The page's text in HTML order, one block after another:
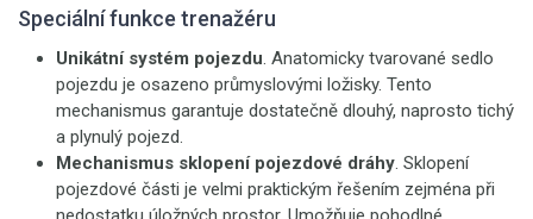
Speciální funkce trenažéru
Unikátní systém pojezdu. Anatomicky tvarované sedlo
pojezdu je osazeno průmyslovými ložisky. Tento
mechanismus garantuje dostatečně dlouhý, naprosto tichý
a plynulý pojezd.
Mechanismus sklopení pojezdové dráhy. Sklopení
pojezdové části je velmi praktickým řešením zejména při